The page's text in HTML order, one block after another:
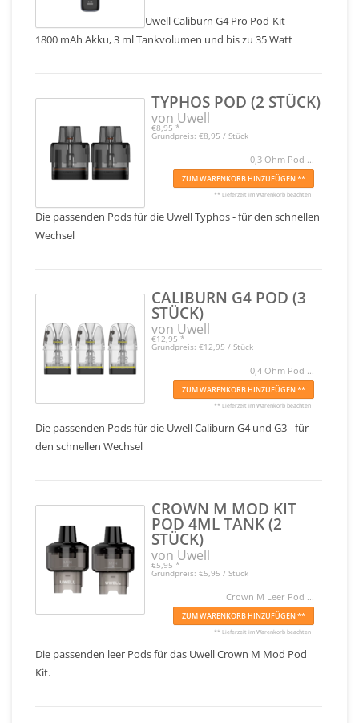
Uwell Caliburn G4 Pro Pod-Kit
1800 mAh Akku, 3 ml Tankvolumen und bis zu 35 Watt
TYPHOS POD (2 STÜCK)
von Uwell
€8,95 *
Grundpreis: €8,95 / Stück
0,3 Ohm Pod ...
ZUM WARENKORB HINZUFÜGEN **
** Lieferzeit im Warenkorb beachten
Die passenden Pods für die Uwell Typhos - für den schnellen
Wechsel
CALIBURN G4 POD (3
STÜCK)
von Uwell
€12,95 *
Grundpreis: €12,95 / Stück
0,4 Ohm Pod ...
ZUM WARENKORB HINZUFÜGEN **
** Lieferzeit im Warenkorb beachten
Die passenden Pods für die Uwell Caliburn G4 und G3 - für
den schnellen Wechsel
CROWN M MOD KIT
POD 4ML TANK (2
STÜCK)
von Uwell
€5,95 *
Grundpreis: €5,95 / Stück
Crown M Leer Pod ...
ZUM WARENKORB HINZUFÜGEN **
** Lieferzeit im Warenkorb beachten
Die passenden leer Pods für das Uwell Crown M Mod Pod
Kit.